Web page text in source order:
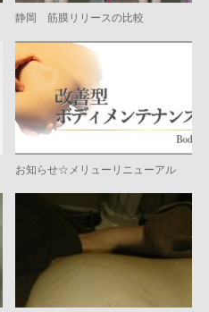
静岡 筋膜リリースの比較
お知らせ☆メリューリニューアル